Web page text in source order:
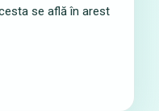
se află în arest